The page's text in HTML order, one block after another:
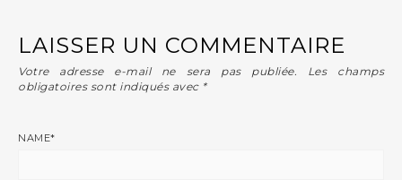
LAISSER UN COMMENTAIRE
Votre adresse e-mail ne sera pas publiée.
Les champs
obligatoires sont indiqués avec *
NAME*